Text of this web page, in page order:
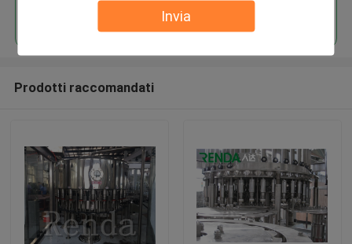
Invia
Continua
Prodotti raccomandati